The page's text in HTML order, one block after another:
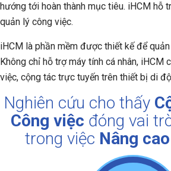
hướng tới hoàn thành mục tiêu. iHCM hỗ
quản lý công việc.
iHCM là phần mềm được thiết kế để
Không chỉ hỗ trợ máy tính cá nhân, iHCM
việc, cộng tác trực tuyến trên thiết bị di
Nghiên cứu cho thấy
Công việc đóng vai
trong việc Nâng